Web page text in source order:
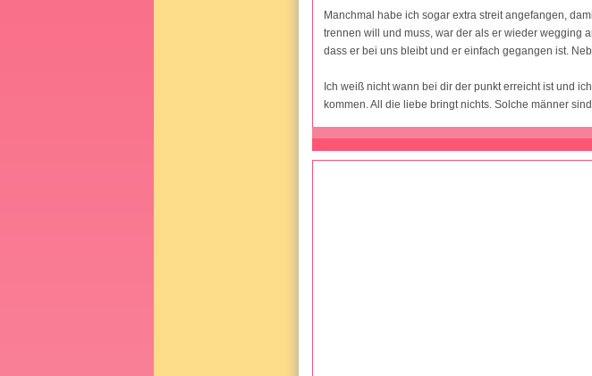
Manchmal habe ich sogar extra streit angefangen,
trennen will und muss, war der als er wieder wegging
dass er bei uns bleibt und er einfach gegangen ist.
Ich weiß nicht wann bei dir der punkt erreicht ist und
kommen. All die liebe bringt nichts. Solche männer